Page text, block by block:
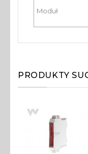
Moduł
PRODUKTY